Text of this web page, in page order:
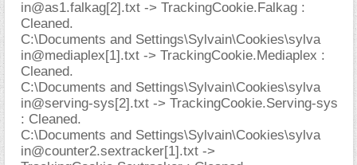
in@as1.falkag[2].txt -> TrackingCookie.Falkag :
Cleaned.
C:\Documents and Settings\Sylvain\Cookies\sylva
in@mediaplex[1].txt -> TrackingCookie.Mediaplex :
Cleaned.
C:\Documents and Settings\Sylvain\Cookies\sylva
in@serving-sys[2].txt -> TrackingCookie.Serving-sys
: Cleaned.
C:\Documents and Settings\Sylvain\Cookies\sylva
in@counter2.sextracker[1].txt ->